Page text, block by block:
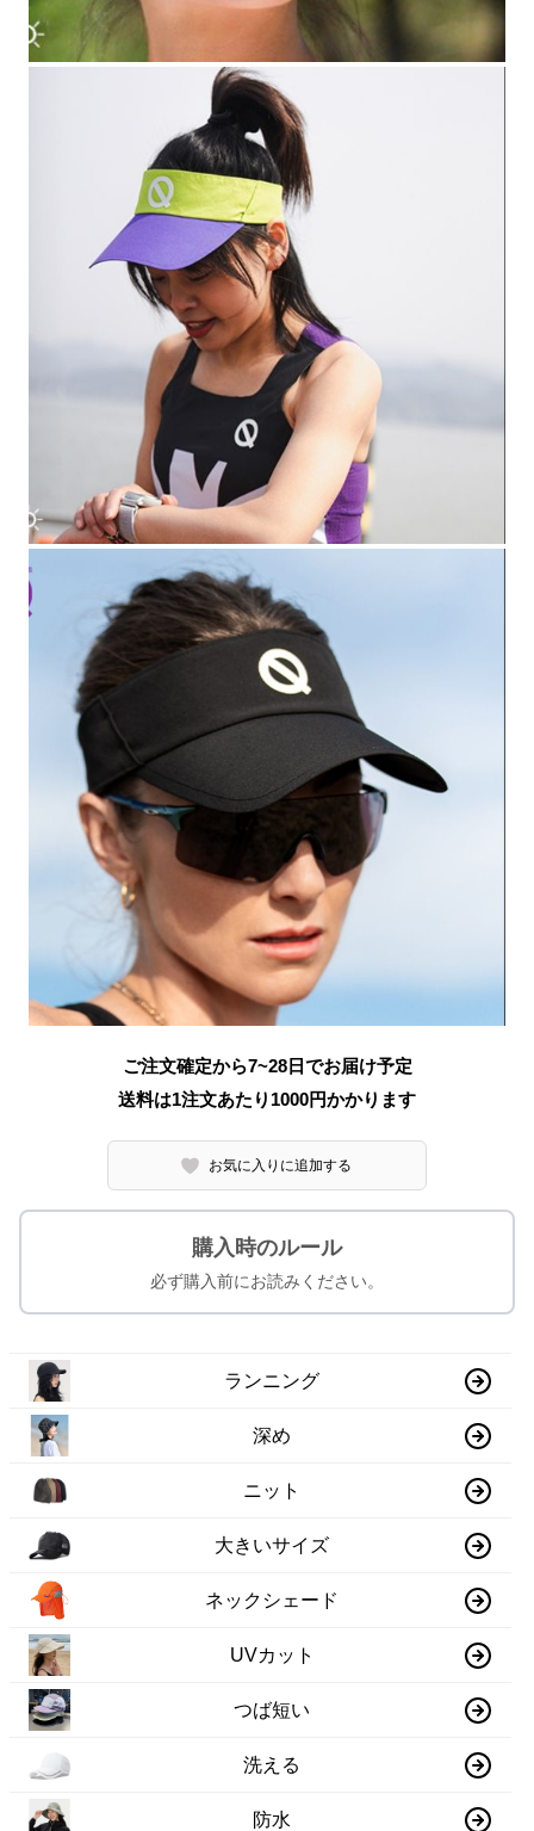
ご注文確定から7~28日でお届け予定
送料は1注文あたり 1000円かかります
お気に入りに追加する
購入時のルール
必ず購入前にお読みください。
ランニング
深め
ニット
大きいサイズ
ネックシェード
UVカット
つば短い
洗える
防水